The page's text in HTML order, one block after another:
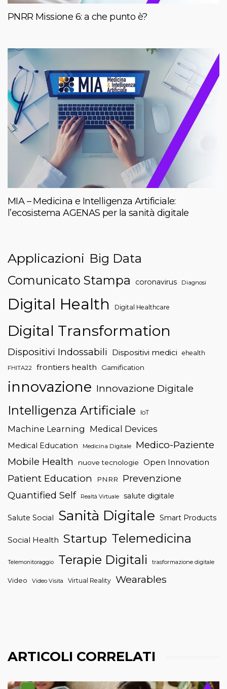
PNRR Missione 6: a che punto è?
MIA – Medicina e Intelligenza Artificiale:
l’ecosistema AGENAS per la sanità digitale
Applicazioni Big Data
Comunicato Stampa
coronavirus Diagnosi
Digital Health Digital Healthcare
Digital Transformation
Dispositivi Indossabili Dispositivi medici ehealth
FHITA22 frontiers health Gamification
innovazione Innovazione Digitale
Intelligenza Artificiale IoT
Machine Learning Medical Devices
Medical Education Medicina Digitale
Medico-Paziente
Mobile Health
nuove tecnologie Open Innovation
Patient Education PNRR
Prevenzione
Quantified Self
Realtà Virtuale salute digitale
Salute Social Sanità Digitale Smart Products
Social Health Startup Telemedicina
Telemonitoraggio Terapie Digitali trasformazione digitale
Video Video Visita Virtual Reality Wearables
ARTICOLI CORRELATI